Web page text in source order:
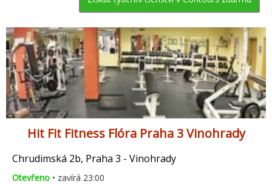
Hit Fit Fitness Flóra Praha 3 Vinohrady
Chrudimská 2b, Praha 3 - Vinohrady
Otevřeno • zavírá 23:00